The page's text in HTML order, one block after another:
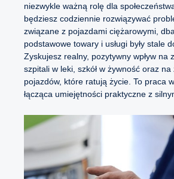
niezwykle ważną rolę dla
będziesz codziennie rozwiązywać
związane z pojazdami ciężarowymi,
podstawowe towary i usługi były stale
Zyskujesz realny, pozytywny wpływ na
szpitali w leki, szkół w żywność oraz
pojazdów, które ratują życie. To praca
łącząca umiejętności praktyczne z